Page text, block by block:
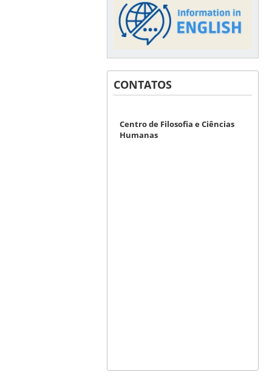
CONTATOS
Centro de Filosofia e Ciências
Humanas